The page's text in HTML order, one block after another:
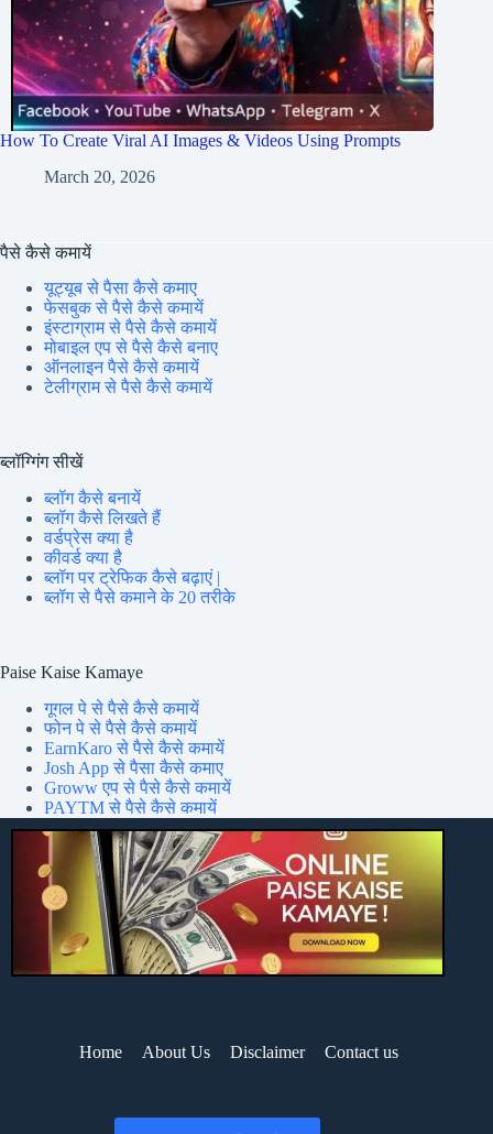
How To Create Viral AI Images & Videos Using Prompts
March 20, 2026
पैसे कैसे कमायें
यूट्यूब से पैसा कैसे कमाए
फेसबुक से पैसे कैसे कमायें
इंस्टाग्राम से पैसे कैसे कमायें
मोबाइल एप से पैसे कैसे बनाए
ऑनलाइन पैसे कैसे कमायें
टेलीग्राम से पैसे कैसे कमायें
ब्लॉग्गिंग सीखें
ब्लॉग कैसे बनायें
ब्लॉग कैसे लिखते हैं
वर्डप्रेस क्या है
कीवर्ड क्या है
ब्लॉग पर ट्रेफिक कैसे बढ़ाएं |
ब्लॉग से पैसे कमाने के 20 तरीके
Paise Kaise Kamaye
गूगल पे से पैसे कैसे कमायें
फोन पे से पैसे कैसे कमायें
EarnKaro से पैसे कैसे कमायें
Josh App से पैसा कैसे कमाए
Groww एप से पैसे कैसे कमायें
PAYTM से पैसे कैसे कमायें
Home About Us Disclaimer Contact us